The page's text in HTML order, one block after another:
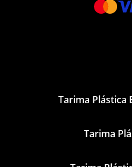
Tarima Plástica
Tarima